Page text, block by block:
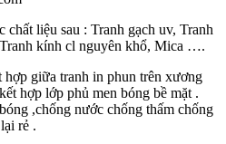
chất liệu sau : Tranh gạch uv, Tranh
kính cl nguyên khổ, Mica ….
giữa tranh in phun trên xương
hợp lớp phủ men bóng bề mặt .
,chống nước chống thấm chống
rẻ .